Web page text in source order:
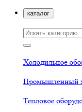
каталог
Холодильное
Промышленный
Тепловое